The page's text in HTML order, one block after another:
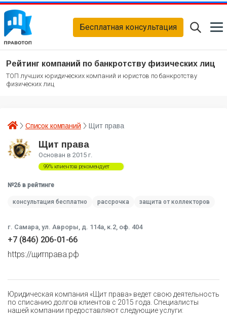
Бесплатная консультация
Рейтинг компаний по банкротству физических лиц
ТОП лучших юридических компаний и юристов по банкротству
физических лиц
Список компаний Щит права
Щит права
Основан в 2015 г.
99% клиентов рекомендует
№26 в рейтинге
консультация бесплатно рассрочка защита от коллекторов
г. Самара, ул. Авроры, д. 114а, к.2, оф. 404
+7 (846) 206-01-66
https://щитправа.рф
Юридическая компания «Щит права» ведет свою деятельность
по списанию долгов клиентов с 2015 года. Специалисты
нашей компании предоставляют следующие услуги: